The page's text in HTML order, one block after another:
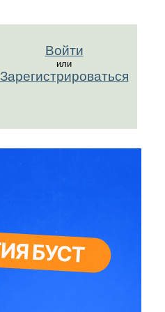
Войти
или
Зарегистрироваться